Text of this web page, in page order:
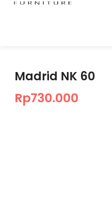
Madrid NK 60
Rp730.000